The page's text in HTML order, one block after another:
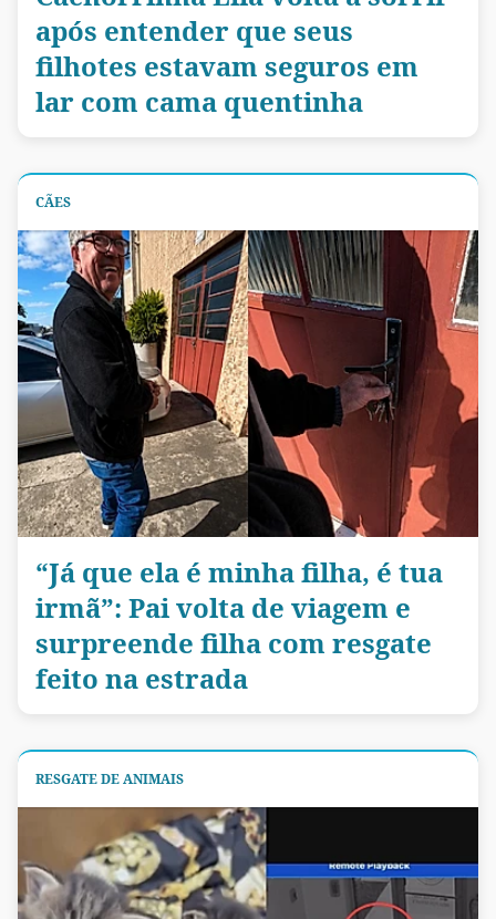
após entender que seus
filhotes estavam seguros em
lar com cama quentinha
CÃES
“Já que ela é minha filha, é tua
irmã”: Pai volta de viagem e
surpreende filha com resgate
feito na estrada
RESGATE DE ANIMAIS